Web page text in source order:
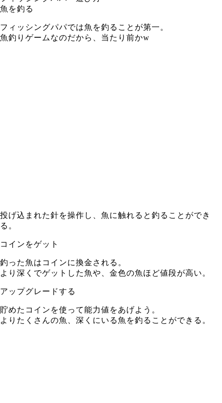
魚を釣る
フィッシングパパでは魚を釣ることが第一。
魚釣りゲームなのだから、当たり前かw
投げ込まれた針を操作し、魚に触れると釣ることができ
る。
コインをゲット
釣った魚はコインに換金される。
より深くでゲットした魚や、金色の魚ほど値段が高い。
アップグレードする
貯めたコインを使って能力値をあげよう。
よりたくさんの魚、深くにいる魚を釣ることができる。